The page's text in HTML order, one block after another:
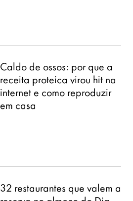
Caldo de ossos: por que a
receita proteica virou hit na
internet e como reproduzir
em casa
32 restaurantes que valem a